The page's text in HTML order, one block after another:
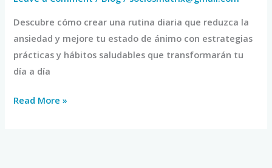
Descubre cómo crear una rutina diaria que reduzca la
ansiedad y mejore tu estado de ánimo con estrategias
prácticas y hábitos saludables que transformarán tu
día a día
Read More »